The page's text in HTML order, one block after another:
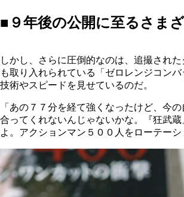
■９年後の公開に至るさま
しかし、さらに圧倒的なのは、追撮され
も取り入れられている「ゼロレンジコン
技術やスピードを見せているのだ。
「あの７７分を経て強くなったけど、今
合ってくれないんじゃないかな。『狂武
よ。アクションマン５００人をローテー